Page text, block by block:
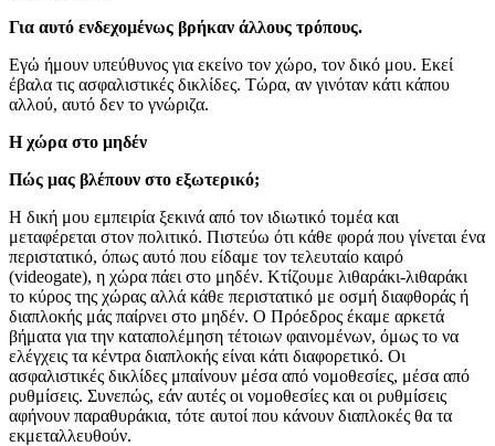
Για αυτό ενδεχομένως βρήκαν άλλους τρόπους.
Εγώ ήμουν υπεύθυνος για εκείνο τον χώρο, τον δικό μου. Εκεί
έβαλα τις ασφαλιστικές δικλίδες. Τώρα, αν γινόταν κάτι κάπου
αλλού, αυτό δεν το γνώριζα.
Η χώρα στο μηδέν
Πώς μας βλέπουν στο εξωτερικό;
Η δική μου εμπειρία ξεκινά από τον ιδιωτικό τομέα και
μεταφέρεται στον πολιτικό. Πιστεύω ότι κάθε φορά που γίνεται ένα
περιστατικό, όπως αυτό που είδαμε τον τελευταίο καιρό
(videogate), η χώρα πάει στο μηδέν. Κτίζουμε λιθαράκι-λιθαράκι
το κύρος της χώρας αλλά κάθε περιστατικό με οσμή διαφθοράς ή
διαπλοκής μάς παίρνει στο μηδέν. Ο Πρόεδρος έκαμε αρκετά
βήματα για την καταπολέμηση τέτοιων φαινομένων, όμως το να
ελέγχεις τα κέντρα διαπλοκής είναι κάτι διαφορετικό. Οι
ασφαλιστικές δικλίδες μπαίνουν μέσα από νομοθεσίες, μέσα από
ρυθμίσεις. Συνεπώς, εάν αυτές οι νομοθεσίες και οι ρυθμίσεις
αφήνουν παραθυράκια, τότε αυτοί που κάνουν διαπλοκές θα τα
εκμεταλλευθούν.